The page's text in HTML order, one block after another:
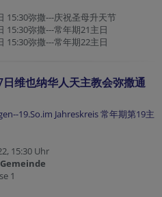
15:30弥撒---庆祝圣母升天节
15:30弥撒---常年期21主日
15:30弥撒---常年期22主日
维也纳华人天主教会弥撒通
19.So.im Jahreskreis 常年期第19主
15:30 Uhr
1